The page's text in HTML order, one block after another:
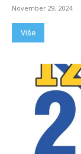
November 29, 2024
Više